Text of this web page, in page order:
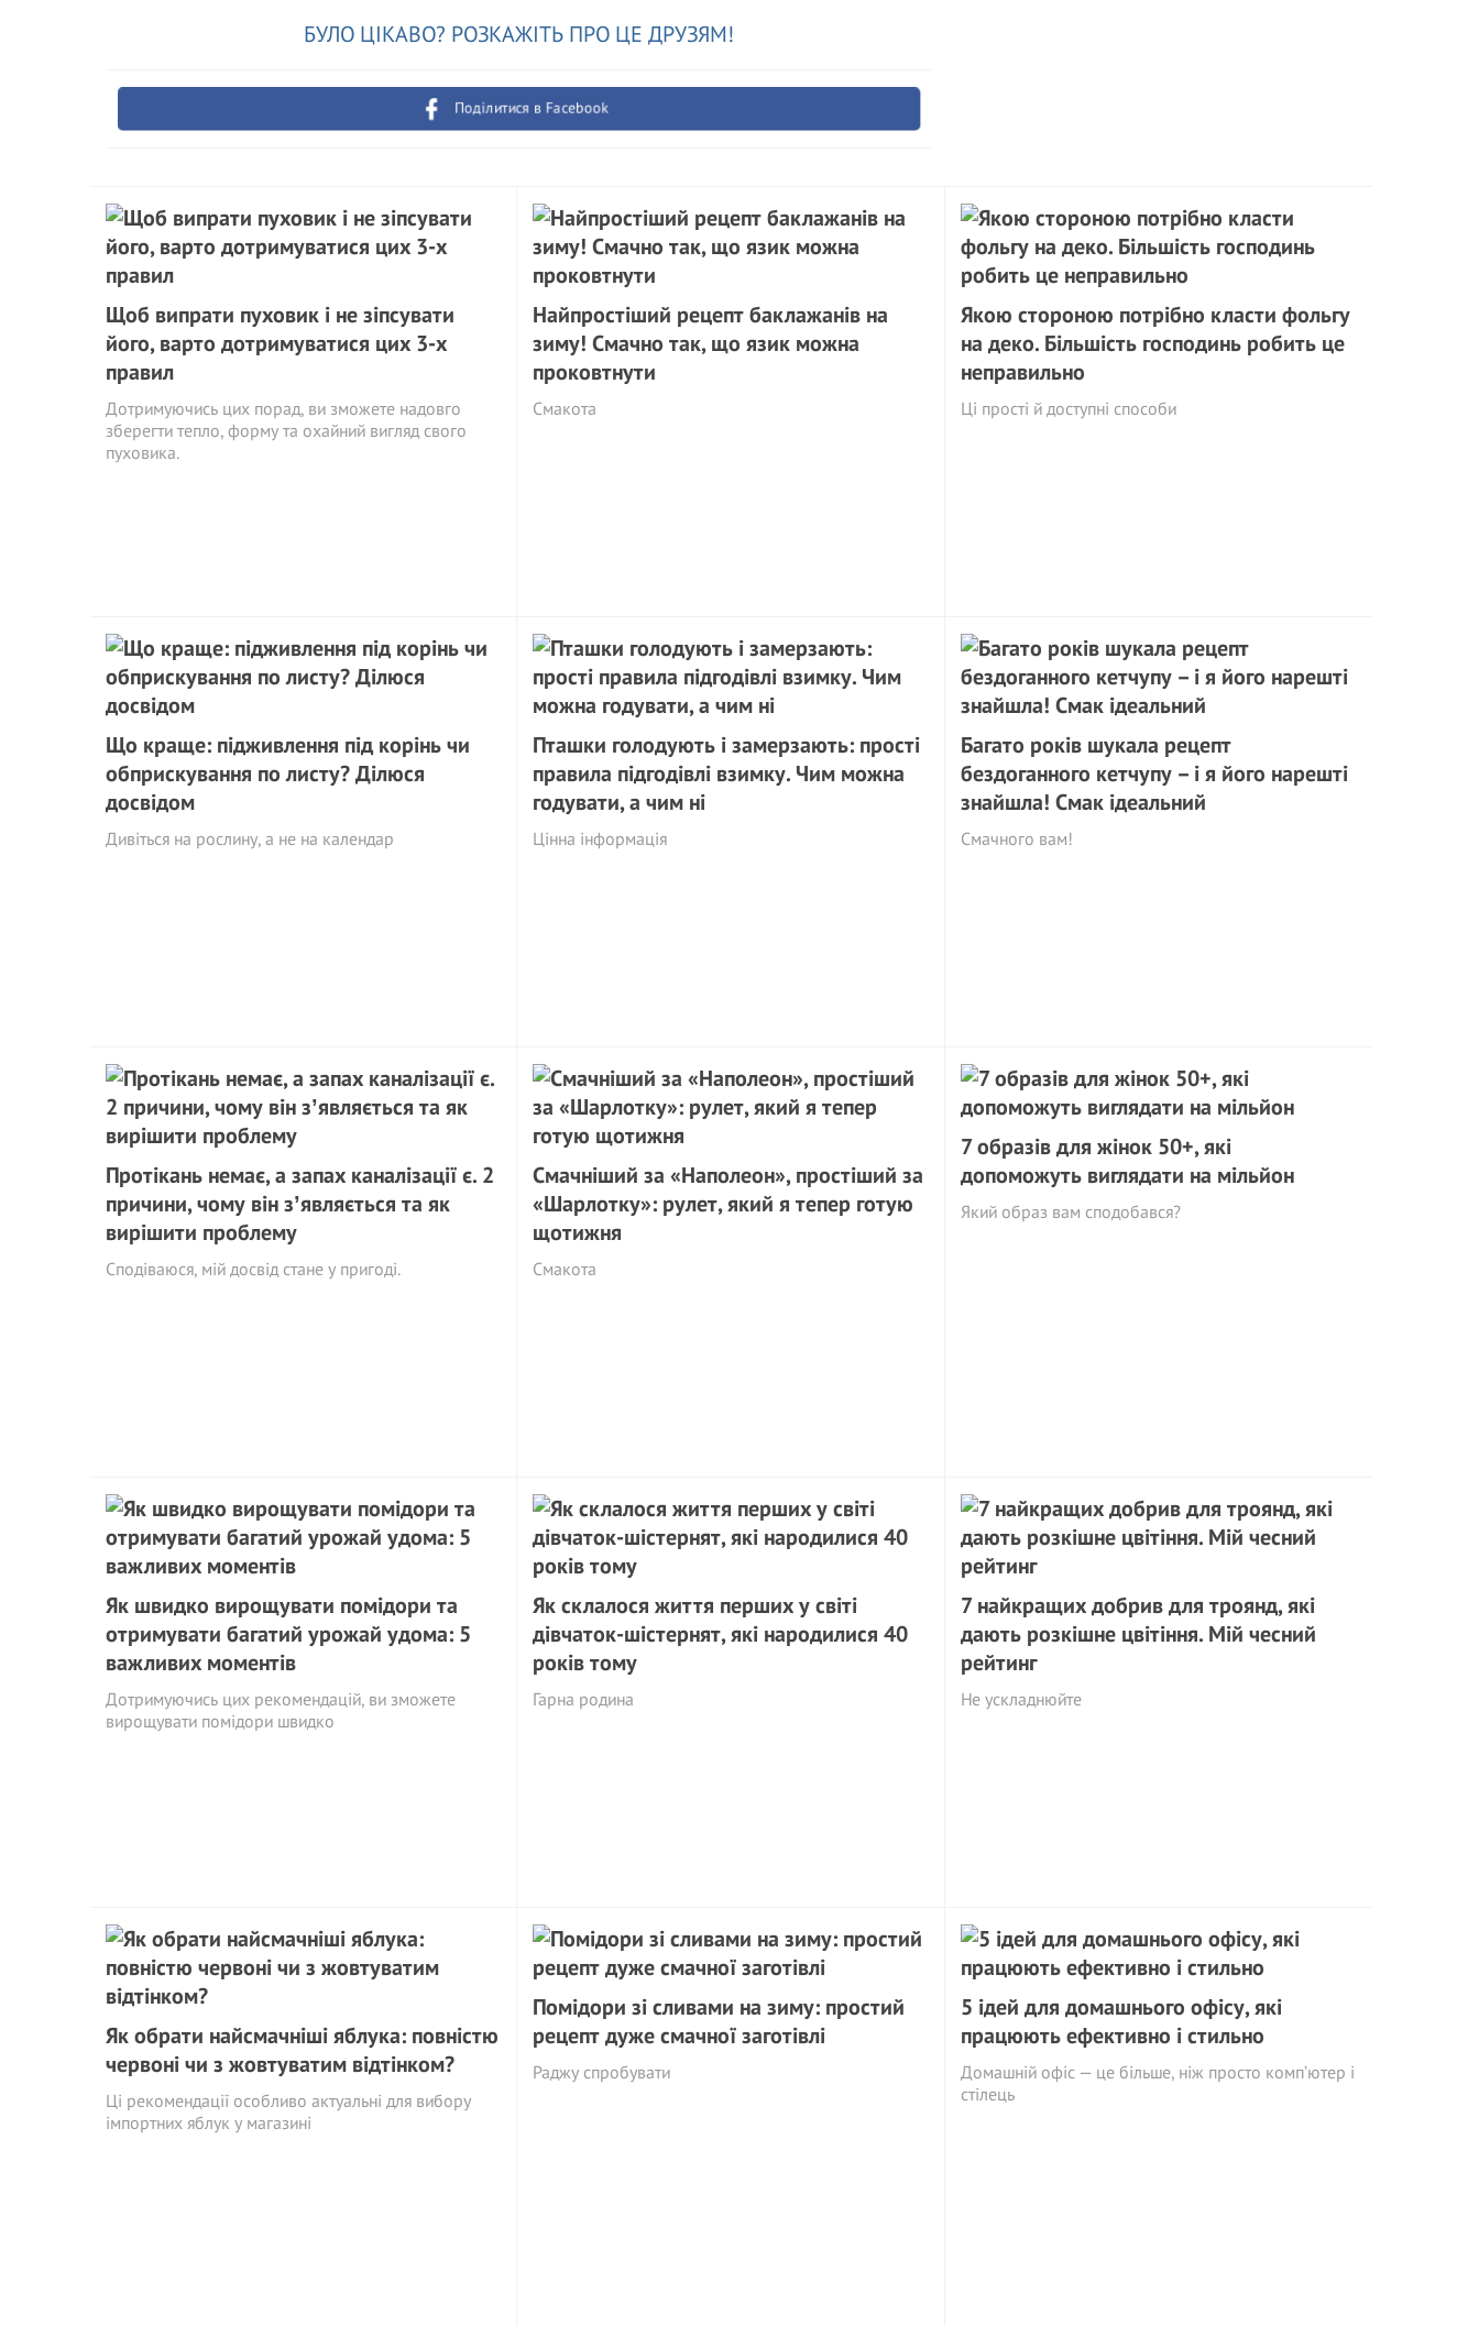
БУЛО ЦІКАВО? РОЗКАЖІТЬ ПРО ЦЕ ДРУЗЯМ!
Поділитися в Facebook
Щоб випрати пуховик і не зіпсувати
його, варто дотримуватися цих 3-х
правил
Дотримуючись цих порад, ви зможете надовго
зберегти тепло, форму та охайний вигляд свого
пуховика.
Найпростіший рецепт баклажанів на
зиму! Смачно так, що язик можна
проковтнути
Смакота
Якою стороною потрібно класти фольгу
на деко. Більшість господинь робить це
неправильно
Ці прості й доступні способи
Що краще: підживлення під корінь чи
обприскування по листу? Ділюся
досвідом
Дивіться на рослину, а не на календар
Пташки голодують і замерзають: прості
правила підгодівлі взимку. Чим можна
годувати, а чим ні
Цінна інформація
Багато років шукала рецепт
бездоганного кетчупу – і я його нарешті
знайшла! Смак ідеальний
Смачного вам!
Протікань немає, а запах каналізації є. 2
причини, чому він зʼявляється та як
вирішити проблему
Сподіваюся, мій досвід стане у пригоді.
Смачніший за «Наполеон», простіший за
«Шарлотку»: рулет, який я тепер готую
щотижня
Смакота
7 образів для жінок 50+, які
допоможуть виглядати на мільйoн
Який образ вам сподобався?
Як швидко вирощувати помідори та
отримувати багатий урожай удома: 5
важливих моментів
Дотримуючись цих рекомендацій, ви зможете
вирощувати помідори швидко
Як склалося життя перших у світі
дівчаток-шістернят, які народилися 40
років тому
Гарна родина
7 найкращих добрив для троянд, які
дають розкішне цвітіння. Мій чесний
рейтинг
Не ускладнюйте
Як обрати найсмачніші яблука: повністю
червоні чи з жовтуватим відтінком?
Ці рекомендації особливо актуальні для вибору
імпортних яблук у магазині
Помідори зі сливами на зиму: простий
рецепт дуже смачної заготівлі
Раджу спробувати
5 ідей для домашнього офісу, які
працюють ефективно і стильно
Домашній офіс — це більше, ніж просто комп’ютер і
стілець